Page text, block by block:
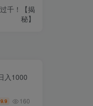
千！【揭
秘】
入1000
9.9 160